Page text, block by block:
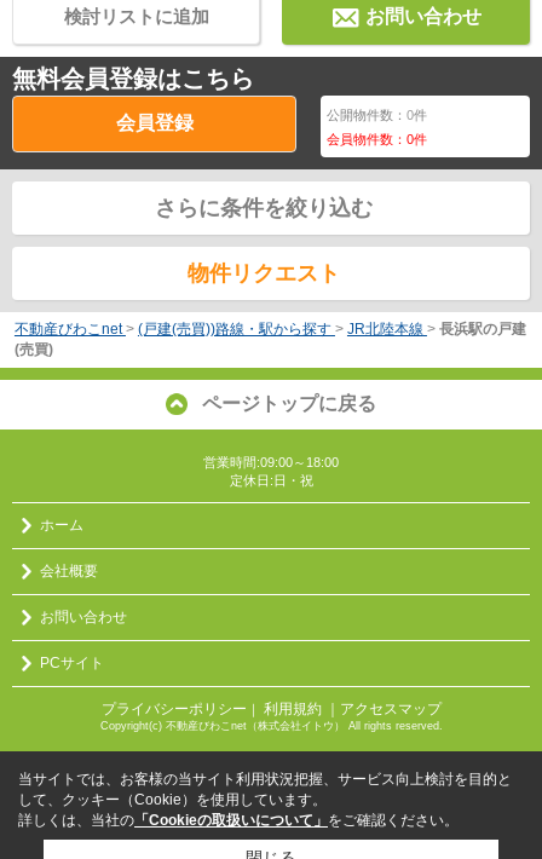
お問い合わせ
検討リストに追加
無料会員登録はこちら
会員登録 公開物件数：0件
会員物件数：0件
さらに条件を絞り込む
物件リクエスト
不動産びわこnet > (戸建(売買))路線・駅から探す > JR北陸本線 > 長浜駅の戸建
(売買)
ページトップに戻る
営業時間:09:00～18:00
定休日:日・祝
ホーム
会社概要
お問い合わせ
PCサイト
プライバシーポリシー ｜ 利用規約 ｜アクセスマップ
Copyright(c) 不動産びわこnet（株式会社イトウ） All rights reserved.
当サイトでは、お客様の当サイト利用状況把握、サービス向上検討を目的と
して、クッキー（Cookie）を使用しています。
詳しくは、当社の 「Cookieの取扱いについて」 をご確認ください。